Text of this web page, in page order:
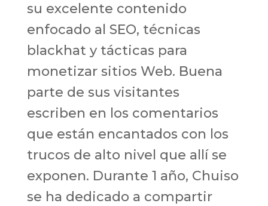
su excelente contenido
enfocado al SEO, técnicas
blackhat y tácticas para
monetizar sitios Web. Buena
parte de sus visitantes
escriben en los comentarios
que están encantados con los
trucos de alto nivel que allí se
exponen. Durante 1 año, Chuiso
se ha dedicado a compartir